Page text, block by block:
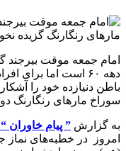
امام جمعه موقت بیرجند
دهه ۶۰ است اما
باطن دنیازده خود را
سوراخ مارهای رنگارنگ
به گزارش ” پیام خاوران “
امروز در خطبه‌های نماز